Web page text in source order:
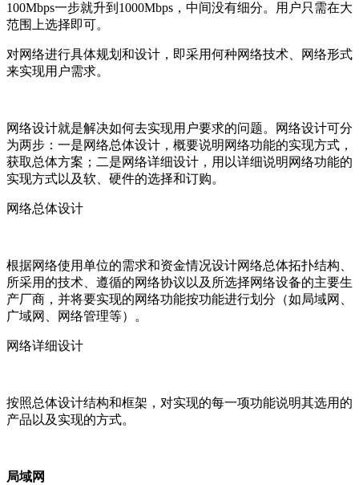
100Mbps一步就升到1000Mbps，中间没有细分。用户只需在大
范围上选择即可。
对网络进行具体规划和设计，即采用何种网络技术、网络形式
来实现用户需求。
网络设计就是解决如何去实现用户要求的问题。网络设计可分
为两步：一是网络总体设计，概要说明网络功能的实现方式，
获取总体方案；二是网络详细设计，用以详细说明网络功能的
实现方式以及软、硬件的选择和订购。
网络总体设计
根据网络使用单位的需求和资金情况设计网络总体拓扑结构、
所采用的技术、遵循的网络协议以及所选择网络设备的主要生
产厂商，并将要实现的网络功能按功能进行划分（如局域网、
广域网、网络管理等）。
网络详细设计
按照总体设计结构和框架，对实现的每一项功能说明其选用的
产品以及实现的方式。
局域网